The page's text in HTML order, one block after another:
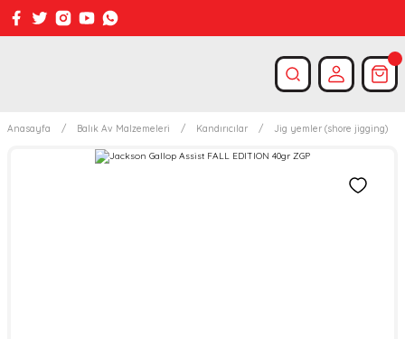
Anasayfa Balık Av Malzemeleri Kandırıcılar Jig yemler (shore jigging)